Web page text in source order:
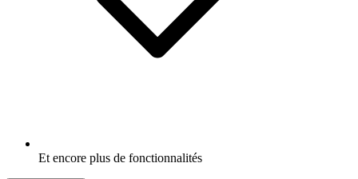
Et encore plus de fonctionnalités